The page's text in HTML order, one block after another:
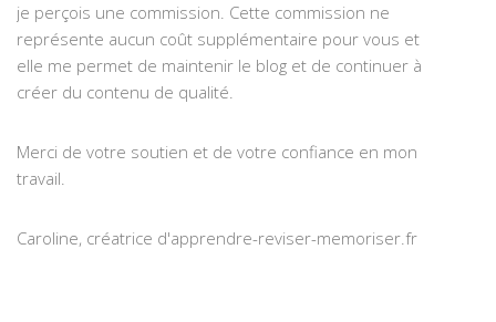
je perçois une commission. Cette commission ne
représente aucun coût supplémentaire pour vous et
elle me permet de maintenir le blog et de continuer à
créer du contenu de qualité.
Merci de votre soutien et de votre confiance en mon
travail.
Caroline, créatrice d'apprendre-reviser-memoriser.fr